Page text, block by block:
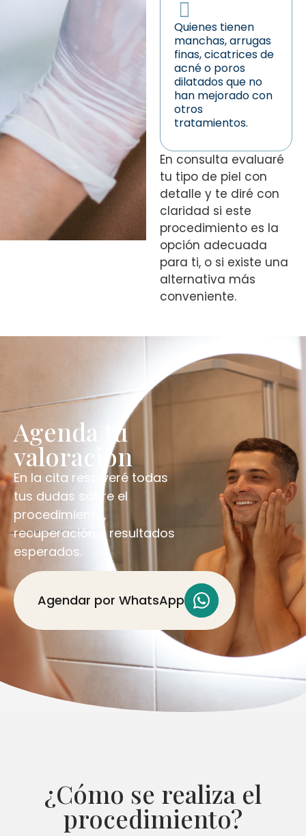
Quienes tienen
manchas, arrugas
finas, cicatrices de
acné o poros
dilatados que no
han mejorado con
otros
tratamientos.
En consulta evaluaré
tu tipo de piel con
detalle y te diré con
claridad si este
procedimiento es la
opción adecuada
para ti, o si existe una
alternativa más
conveniente.
Agenda tu
valoración
En la cita resolveré todas
tus dudas sobre el
procedimiento,
recuperación y resultados
esperados.
Agendar por WhatsApp
¿Cómo se realiza el
procedimiento?